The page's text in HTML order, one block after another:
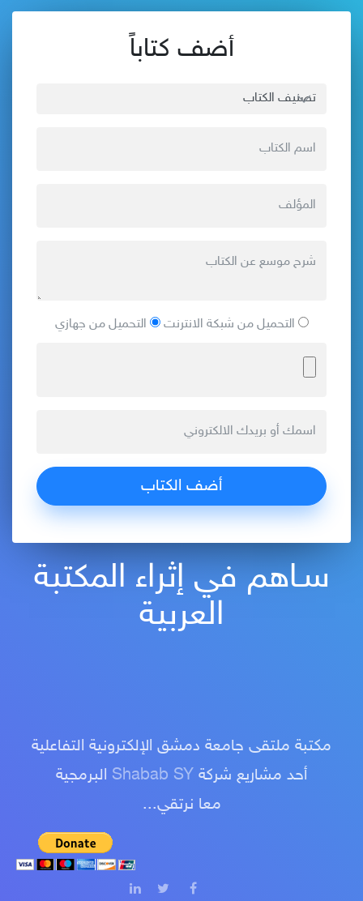
أضف كتاباً
التحميل من شبكة الانترنت التحميل من جهازي
سـاهم في إثراء المكتبة
العربية
مكتبة ملتقى جامعة دمشق الإلكترونية التفاعلية
أحد مشاريع شركة Shabab SY البرمجية
معا نرتقي...